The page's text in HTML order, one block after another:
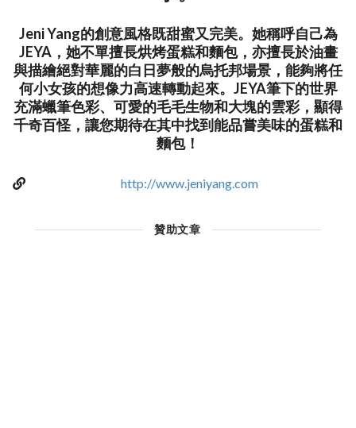
Jeni Yang的創意風格既甜蜜又完美。她稱呼自己為
JEYA，她不單擅長烘烤蛋糕和麵包，亦擅長於油畫
與描繪絕對華麗的白日夢般的烏托邦場景，能夠將任
何小女孩的想像力高速轉動起來。JEYA筆下的世界
充滿蠟筆色彩、可愛的毛毛生物和大塊的雲彩，顯得
千奇百怪，讓您期待在其中找到能品嘗美味的蛋糕和
麵包！
http://www.jeniyang.com
贊助文章